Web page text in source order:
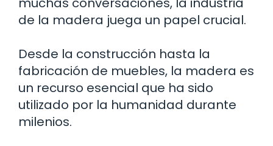
de la madera juega un papel crucial.
Desde la construcción hasta la
fabricación de muebles, la madera es
un recurso esencial que ha sido
utilizado por la humanidad durante
milenios.